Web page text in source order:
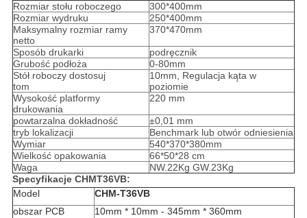
Rozmiar stołu roboczego
300*400mm
Rozmiar wydruku
250*400mm
Maksymalny rozmiar ramy
netto
370*470mm
Sposób drukarki
podręcznik
Grubość podłoża
0-80mm
Stół roboczy dostosuj
tom
10mm, Regulacja kąta w
poziomie
Wysokość platformy
drukowania
220 mm
powtarzalna dokładność
±0,01 mm
tryb lokalizacji
Benchmark lub otwór odniesienia
Wymiar
540*370*380mm
Wielkość opakowania
66*50*28 cm
Waga
NW.22Kg GW.23Kg
Specyfikacje CHMT36VB:
Model
CHM-T36VB
obszar PCB
10mm * 10mm - 345mm * 360mm